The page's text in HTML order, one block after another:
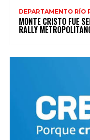
DEPARTAMENTO RÍO
MONTE CRISTO FUE
RALLY